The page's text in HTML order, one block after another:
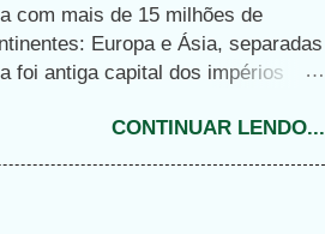
com mais de 15 milhões de
Europa e Ásia, separadas
foi antiga capital dos impérios
entre outros lindíssimos e
é uma experiência
Cisterna da Basílica, o
CONTINUAR LENDO...